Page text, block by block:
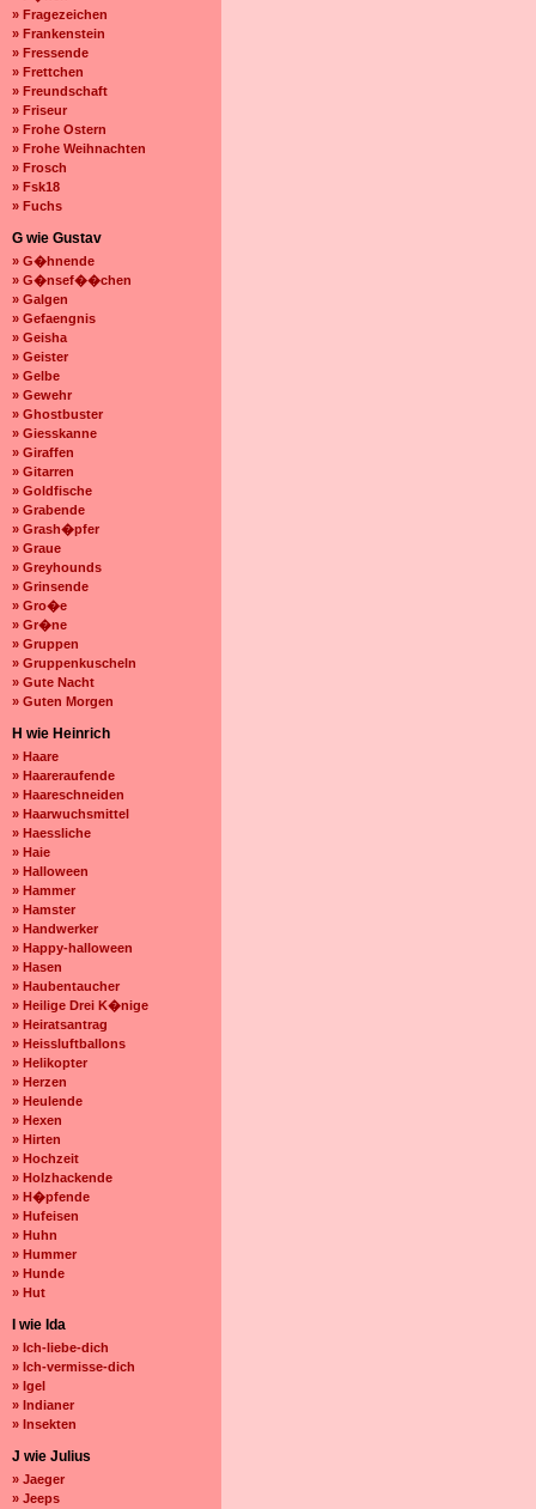
» Fragezeichen
» Frankenstein
» Fressende
» Frettchen
» Freundschaft
» Friseur
» Frohe Ostern
» Frohe Weihnachten
» Frosch
» Fsk18
» Fuchs
G wie Gustav
» G�hnende
» G�nsef��chen
» Galgen
» Gefaengnis
» Geisha
» Geister
» Gelbe
» Gewehr
» Ghostbuster
» Giesskanne
» Giraffen
» Gitarren
» Goldfische
» Grabende
» Grash�pfer
» Graue
» Greyhounds
» Grinsende
» Gro�e
» Gr�ne
» Gruppen
» Gruppenkuscheln
» Gute Nacht
» Guten Morgen
H wie Heinrich
» Haare
» Haareraufende
» Haareschneiden
» Haarwuchsmittel
» Haessliche
» Haie
» Halloween
» Hammer
» Hamster
» Handwerker
» Happy-halloween
» Hasen
» Haubentaucher
» Heilige Drei K�nige
» Heiratsantrag
» Heissluftballons
» Helikopter
» Herzen
» Heulende
» Hexen
» Hirten
» Hochzeit
» Holzhackende
» H�pfende
» Hufeisen
» Huhn
» Hummer
» Hunde
» Hut
I wie Ida
» Ich-liebe-dich
» Ich-vermisse-dich
» Igel
» Indianer
» Insekten
J wie Julius
» Jaeger
» Jeeps